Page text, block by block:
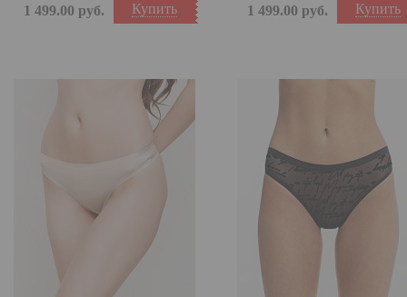
Купить
1 499.00 руб. Купить
1 499.00 руб.